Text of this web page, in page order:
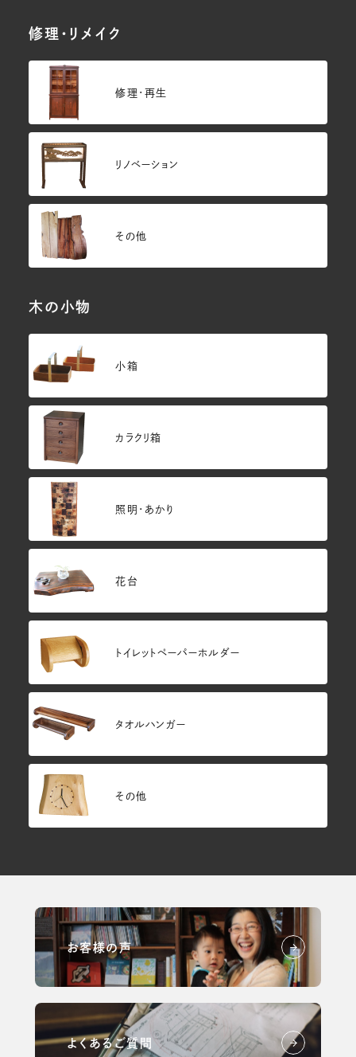
修理・リメイク
修理・再生
リノベーション
その他
木の小物
小箱
カラクリ箱
照明・あかり
花台
トイレットペーパーホルダー
タオルハンガー
その他
お客様の声
よくあるご質問